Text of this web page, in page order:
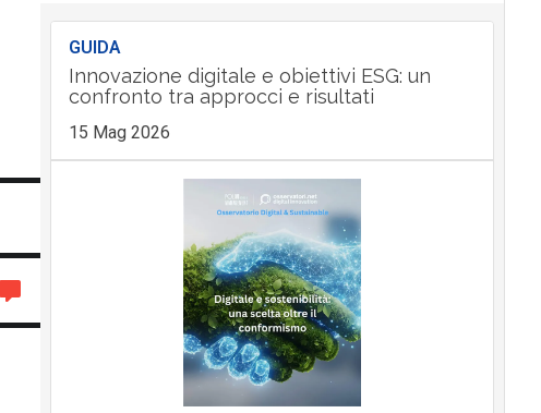
GUIDA
Innovazione digitale e obiettivi ESG: un
confronto tra approcci e risultati
15 Mag 2026